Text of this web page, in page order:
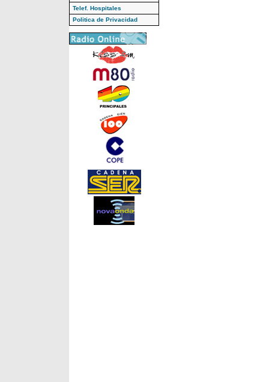
Telef. Hospitales
Politica de Privacidad